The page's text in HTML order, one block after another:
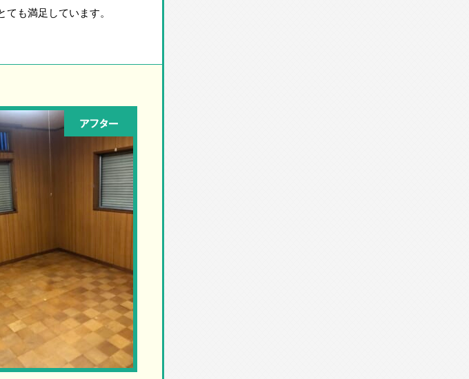
も満足しています。
アフター